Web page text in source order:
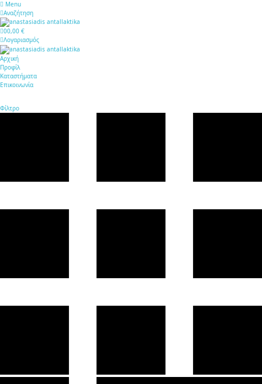
Menu
Αναζήτηση
00,00 €
Λογαριασμός
Αρχική
Προφίλ
Καταστήματα
Επικοινωνία
Φίλτρο